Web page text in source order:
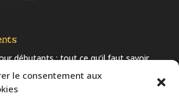
le consentement aux
débutants : tout ce qu’il faut savoir
à suivre dans la bière artisanale en